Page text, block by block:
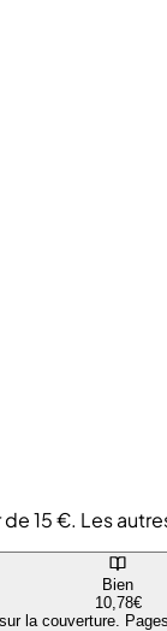
15 €. Les
Bien
10,78€
la couverture.